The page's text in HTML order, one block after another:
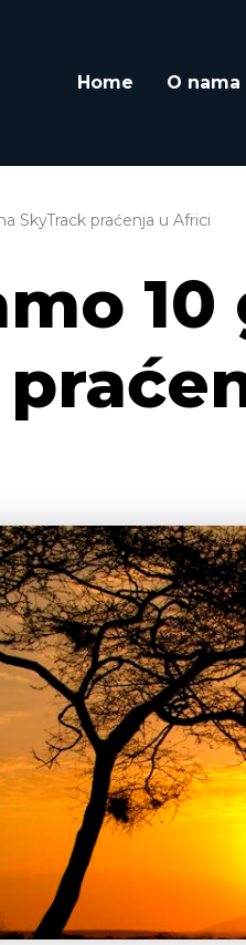
Home O nama
SkyTrack praćenja u Africi
10